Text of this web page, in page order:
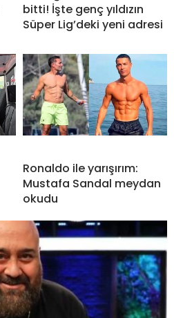
bitti! İşte genç yıldızın
Süper Lig’deki yeni adresi
Ronaldo ile yarışırım:
Mustafa Sandal meydan
okudu